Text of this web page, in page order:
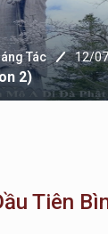
Tác 12/
2)
Tiên